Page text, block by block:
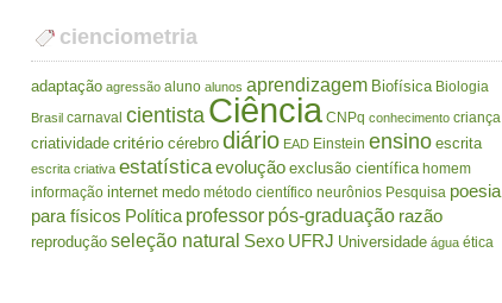
cienciometria
adaptação agressão aluno alunos aprendizagem Biofísica Biologia
Brasil carnaval cientista Ciência CNPq conhecimento criança
criatividade critério cérebro diário EAD Einstein ensino escrita
escrita criativa estatísticaevolução exclusão científica homem
informação internet medo método científico neurônios Pesquisa poesia
para físicos Política professor pós-graduação razão
reprodução seleção natural Sexo UFRJ Universidade água ética